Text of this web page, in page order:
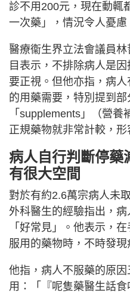
診不用200元，現在動輒
一次藥」，情況令人憂慮
醫療衞生界立法會議員
目表示，不排除病人是
要正視。但他亦指，病
的用藥需要，特別提到
「supplements」（營
正規藥物就非常計較，形
病人自行判斷停藥
有很大空間
對於有約2.6萬宗病人未
外科醫生的經驗指出，
「好常見」。他表示，
服用的藥物時，不時發
他指，病人不服藥的原
用：「『呢隻藥醫生話